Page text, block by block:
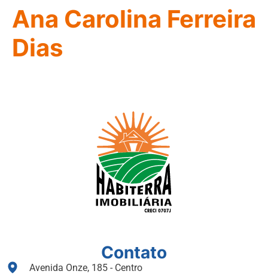
Ana Carolina Ferreira
Dias
Contato
Avenida Onze, 185 - Centro